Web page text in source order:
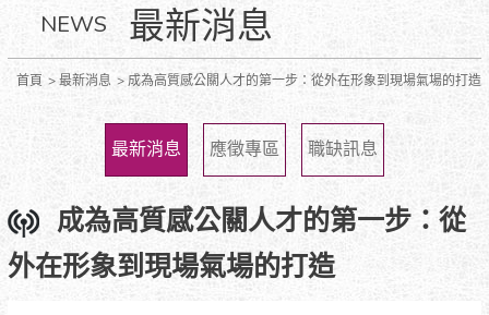
NEWS 最新消息
首頁 最新消息 成為高質感公關人才的第一步：從外在形象到現場氣場的打造
最新消息 應徵專區 職缺訊息
成為高質感公關人才的第一步：從
外在形象到現場氣場的打造